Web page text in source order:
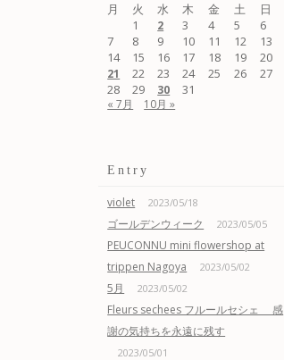
月
火 水 木 金 土
日
1
2 3 4 5
6
7
8 9 10 11 12
13
14
15 16 17 18 19 20
21 22 23 24 25 26
27
28
29 30 31
« 7月 10月 »
Entry
violet 2023/05/18
ゴールデンウィーク 2023/05/05
PEUCONNU mini flowershop at
trippen Nagoya
2023/05/02
5月 2023/05/02
Fleurs sechees フルールセシェ 感
謝の気持ちを永遠に残す
2023/05/01